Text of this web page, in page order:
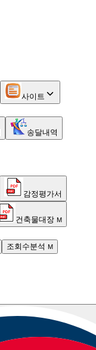
사이트
송달내역
감정평가서
건축물대장 M
조회수분석 M